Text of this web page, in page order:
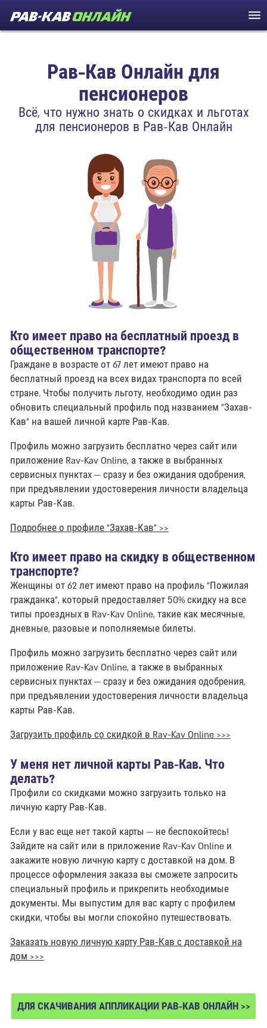
Рав-Кав Онлайн для
пенсионеров
Всё, что нужно знать о скидках и льготах
для пенсионеров в Рав-Кав Онлайн
Кто имеет право на бесплатный проезд в
общественном транспорте?
Граждане в возрасте от 67 лет имеют право на
бесплатный проезд на всех видах транспорта по всей
стране. Чтобы получить льготу, необходимо один раз
обновить специальный профиль под названием "Захав-
Кав" на вашей личной карте Рав-Кав.
Профиль можно загрузить бесплатно через сайт или
приложение Rav-Kav Online, а также в выбранных
сервисных пунктах — сразу и без ожидания одобрения,
при предъявлении удостоверения личности владельца
карты Рав-Кав.
Подробнее о профиле “Захав-Кав” >>
Кто имеет право на скидку в общественном
транспорте?
Женщины от 62 лет имеют право на профиль "Пожилая
гражданка", который предоставляет 50% скидку на все
типы проездных в Rav-Kav Online, такие как месячные,
дневные, разовые и пополняемые билеты.
Профиль можно загрузить бесплатно через сайт или
приложение Rav-Kav Online, а также в выбранных
сервисных пунктах — сразу и без ожидания одобрения,
при предъявлении удостоверения личности владельца
карты Рав-Кав.
Загрузить профиль со скидкой в Rav-Kav Online >>>
У меня нет личной карты Рав-Кав. Что
делать?
Профили со скидками можно загрузить только на
личную карту Рав-Кав.
Если у вас еще нет такой карты — не беспокойтесь!
Зайдите на сайт или в приложение Rav-Kav Online и
закажите новую личную карту с доставкой на дом. В
процессе оформления заказа вы сможете запросить
специальный профиль и прикрепить необходимые
документы. Мы выпустим для вас карту с профилем
скидки, чтобы вы могли спокойно путешествовать.
Заказать новую личную карту Рав-Кав с доставкой на
дом >>>
ДЛЯ СКАЧИВАНИЯ АППЛИКАЦИИ РАВ-КАВ ОНЛАЙН >>